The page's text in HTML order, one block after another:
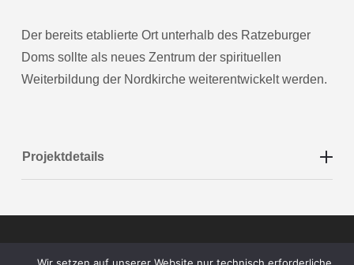
Der bereits etablierte Ort unterhalb des Ratzeburger
Doms sollte als neues Zentrum der spirituellen
Weiterbildung der Nordkirche weiterentwickelt werden.
Projektdetails